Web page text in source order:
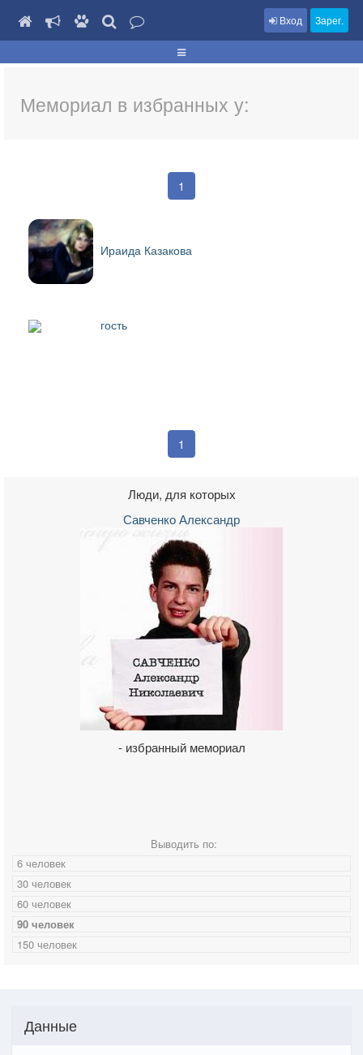
Вход Зарег.
Мемориал в избранных у:
1
Ираида Казакова
гость
1
Люди, для которых
Савченко Александр
- избранный мемориал
Выводить по:
6 человек
30 человек
60 человек
90 человек
150 человек
Данные